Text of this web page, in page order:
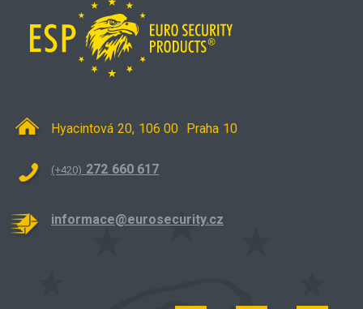
Hyacintová 20, 106 00 Praha 10
(+420) 272 660 617
informace@eurosecurity.cz